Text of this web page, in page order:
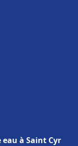
à Saint Cyr